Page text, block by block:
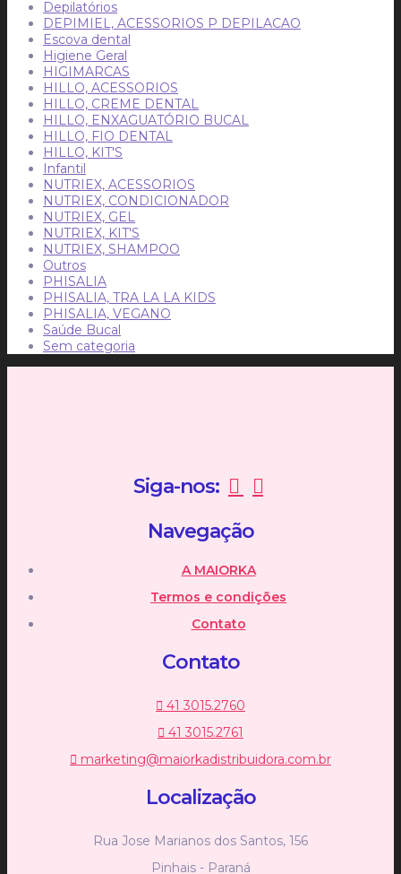
Depilatórios
DEPIMIEL, ACESSORIOS P DEPILACAO
Escova dental
Higiene Geral
HIGIMARCAS
HILLO, ACESSORIOS
HILLO, CREME DENTAL
HILLO, ENXAGUATÓRIO BUCAL
HILLO, FIO DENTAL
HILLO, KIT'S
Infantil
NUTRIEX, ACESSORIOS
NUTRIEX, CONDICIONADOR
NUTRIEX, GEL
NUTRIEX, KIT'S
NUTRIEX, SHAMPOO
Outros
PHISALIA
PHISALIA, TRA LA LA KIDS
PHISALIA, VEGANO
Saúde Bucal
Sem categoria
Siga-nos:
Navegação
A MAIORKA
Termos e condições
Contato
Contato
41 3015.2760
41 3015.2761
marketing@maiorkadistribuidora.com.br
Localização
Rua Jose Marianos dos Santos, 156
Pinhais - Paraná